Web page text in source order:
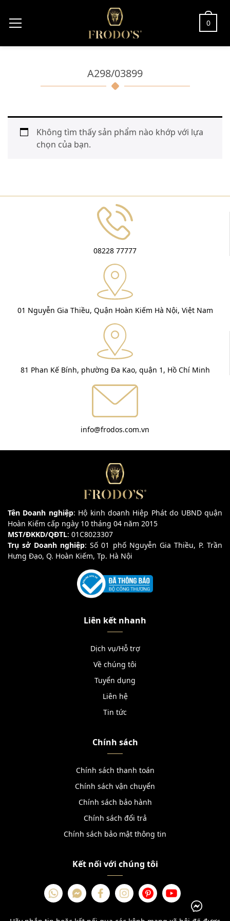
0
A298/03899
Không tìm thấy sản phẩm nào khớp với lựa
chọn của bạn.
08228 77777
01 Nguyễn Gia Thiều, Quận Hoàn Kiếm Hà Nội, Việt Nam
81 Phan Kế Bính, phường Đa Kao, quận 1, Hồ Chí Minh
info@frodos.com.vn
Tên Doanh nghiệp: Hộ kinh doanh Hiệp Phát do UBND quận
Hoàn Kiếm cấp ngày 10 tháng 04 năm 2015
MST/ĐKKD/QĐTL: 01C8023307
Trụ sở Doanh nghiệp: Số 01 phố Nguyễn Gia Thiều, P. Trần
Hưng Đạo, Q. Hoàn Kiếm, Tp. Hà Nội
Liên kết nhanh
Dịch vụ/Hỗ trợ
Về chúng tôi
Tuyển dụng
Liên hệ
Tin tức
Chính sách
Chính sách thanh toán
Chính sách vận chuyển
Chính sách bảo hành
Chính sách đổi trả
Chính sách bảo mật thông tin
Kết nối với chúng tôi